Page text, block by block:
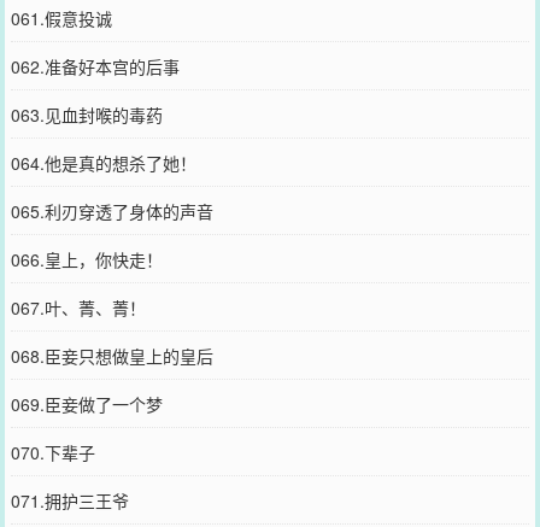
061.假意投诚
062.准备好本宫的后事
063.见血封喉的毒药
064.他是真的想杀了她！
065.利刃穿透了身体的声音
066.皇上，你快走！
067.叶、菁、菁！
068.臣妾只想做皇上的皇后
069.臣妾做了一个梦
070.下辈子
071.拥护三王爷